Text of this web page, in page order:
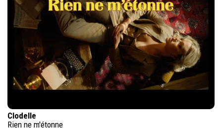
Clodelle
Rien ne m'étonne